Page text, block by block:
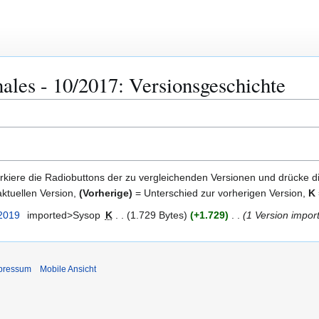
- 10/2017: Versionsgeschichte
die Radiobuttons der zu vergleichenden Versionen und drücke
Version, (Vorherige) = Unterschied zur vorherigen Version, K
imported>Sysop K 1.729 Bytes +1.729 1 Version
Mobile Ansicht